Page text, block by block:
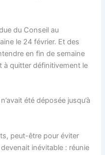
du Conseil au
le 24 février. Et des
en fin de semaine
à quitter définitivement le
été déposée jusqu’à
peut-être pour éviter
inévitable : réunie